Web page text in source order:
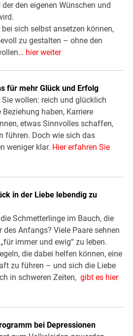
den eigenen Wünschen und
sich selbst ansetzen können,
zu gestalten – ohne den
hier weiter
für mehr Glück und Erfolg
wollen: reich und glücklich
haben, Karriere
etwas Sinnvolles schaffen,
führen. Doch wie sich das
weniger klar. Hier erfahren Sie
in der Liebe lebendig zu
Schmetterlinge im Bauch, die
des Anfangs? Viele Paare sehnen
immer und ewig“ zu leben.
die dabei helfen können, eine
zu führen – und sich die Liebe
in schweren Zeiten,gibt es hier
bei Depressionen